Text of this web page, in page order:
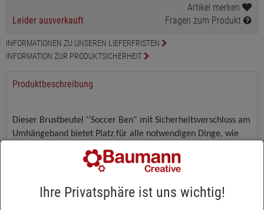
Leider ausverkauft
Artikel merken
Fragen zum Produkt
INFORMATIONEN ZU UNSEREN LIEFERFRISTEN
INFORMATION ZUR PRODUKTSICHERHEIT
Produktbeschreibung
Dieser Brustbeutel ''Soccer Ben" mit Sicherheitsverschluss am
Umhängeband bietet Platz für alle notwendigen Dinge, wie
Fahrkarte, Geld, Schülerausweis etc. Er hat einen
aufklappbaren Flap mit Klettverschluss und bietet viel Platz für
Geldscheine, Kleingeld, Schlüssel etc. Das Kleingeldfach kann
separat noch mit einem Reißverschluss geschlossen werden.
Auf der Rückseite befindet sich ein Fensterfach für den
Ihre Privatsphäre ist uns wichtig!